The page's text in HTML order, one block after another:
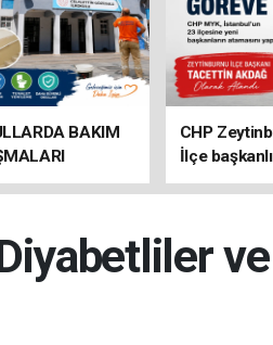
BAKIM
CHP
İlçe
atandı
ve